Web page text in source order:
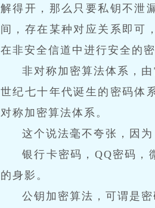
解得开，那么只要私钥不泄
间，存在某种对应关系即可
在非安全信道中进行安全的
非对称加密算法体系，
世纪七十年代诞生的密码体
对称加密算法体系。
这个说法毫不夸张，因
银行卡密码，QQ密码
的身影。
公钥加密算法，可谓是